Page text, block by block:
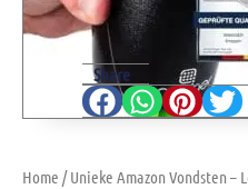
Home /Unieke Amazon Vondsten –
Share